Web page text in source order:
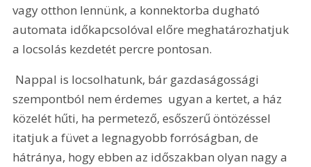
vagy otthon lennünk, a konnektorba dugható
automata időkapcsolóval előre meghatározhatjuk
a locsolás kezdetét percre pontosan.
szempontból nem érdemes  ugyan a kertet, a ház
közelét hűti, ha permetező, esőszerű öntözéssel
itatjuk a füvet a legnagyobb forróságban, de
hátránya, hogy ebben az időszakban olyan nagy a